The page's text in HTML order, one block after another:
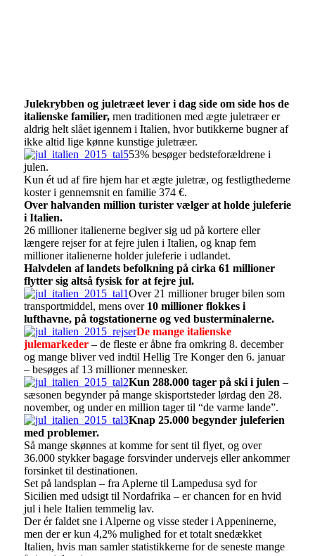
Julekrybben og juletræet lever i dag side om side hos de
italienske familier,men traditionen med ægte juletræer er
aldrig helt slået igennem i Italien, hvor butikkerne bugner af
ikke altid lige kønne kunstige juletræer.
53% besøger bedsteforældrene i
julen.
Kun ét ud af fire hjem har et ægte juletræ, og festligthederne
koster i gennemsnit en familie 374 €.
Over halvanden million turister vælger at holde juleferie
i Italien.
26 millioner italienerne begiver sig ud på kortere eller
længere rejser for at fejre julen i Italien, og knap fem
millioner italienerne holder juleferie i udlandet.
Halvdelen af landets befolkning på cirka 61 millioner
flytter sig altså fysisk for at fejre jul.
Over 21 millioner bruger bilen som
transportmiddel, mens over 10 millioner flokkes i
lufthavne, på togstationerne og ved busterminalerne.
De mange italienske
julemarkeder – de fleste er åbne fra omkring 8. december
og mange bliver ved indtil Hellig Tre Konger den 6. januar
– besøges af 13 millioner mennesker.
Kun 288.000 tager på ski i julen –
sæsonen begynder på mange skisportsteder lørdag den 28.
november, og under en million tager til “de varme lande”.
Knap 25.000 begynder juleferien
med problemer.
Så mange skønnes at komme for sent til flyet, og over
36.000 stykker bagage forsvinder undervejs eller ankommer
forsinket til destinationen.
Set på landsplan – fra Aplerne til Lampedusa syd for
Sicilien med udsigt til Nordafrika – er chancen for en hvid
jul i hele Italien temmelig lav.
Der ér faldet sne i Alperne og visse steder i Appeninerne,
men der er kun 4,2% mulighed for et totalt snedækket
Italien, hvis man samler statistikkerne for de seneste mange